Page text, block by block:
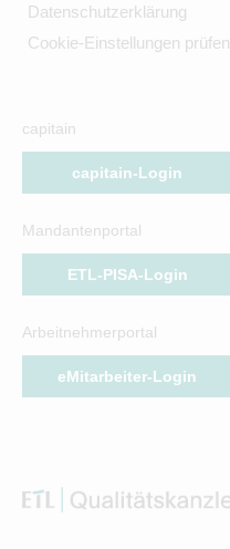
Datenschutzerklärung
Cookie-Einstellungen prüfen
capitain
capitain-Login
Mandantenportal
ETL-PISA-Login
Arbeitnehmerportal
eMitarbeiter-Login